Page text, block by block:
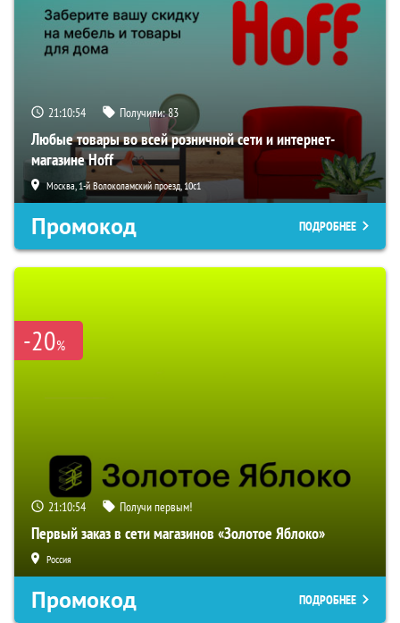
21:10:53 Получили:83
Любые товары во всей розничной сети и интернет-
магазине Hoff
Москва, 1-й Волоколамский проезд, 10с1
Промокод ПОДРОБНЕЕ
-20%
21:10:53 Получи первым!
Первый заказ в сети магазинов «Золотое Яблоко»
Россия
Промокод ПОДРОБНЕЕ